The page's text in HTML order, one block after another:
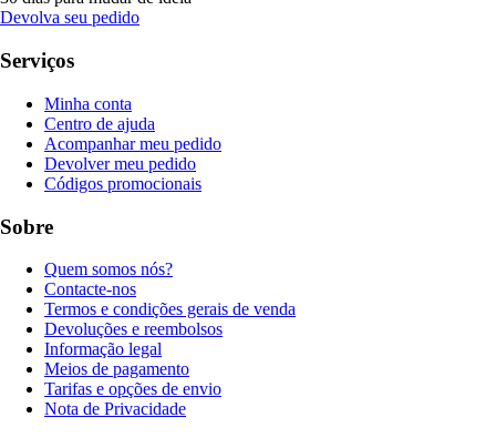
Devolva seu pedido
Serviços
Minha conta
Centro de ajuda
Acompanhar meu pedido
Devolver meu pedido
Códigos promocionais
Sobre
Quem somos nós?
Contacte-nos
Termos e condições gerais de venda
Devoluções e reembolsos
Informação legal
Meios de pagamento
Tarifas e opções de envio
Nota de Privacidade